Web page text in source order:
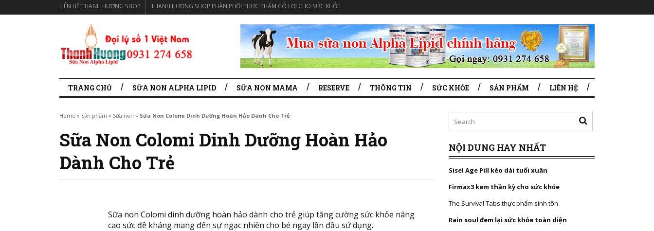
LIÊN HỆ THANH HƯƠNG SHOP THANH HƯƠNG SHOP PHÂN PHỐI THỰC PHẨM CÓ LỢI CHO SỨC KHỎE
TRANG CHỦ SỮA NON ALPHA LIPID SỮA NON MAMA RESERVE THÔNG TIN SỨC KHỎE SẢN PHẨM LIÊN HỆ
Home » Sản phẩm » Sữa non » Sữa Non Colomi Dinh Dưỡng Hoàn Hảo Dành Cho Trẻ
Sữa Non Colomi Dinh Dưỡng Hoàn Hảo
Dành Cho Trẻ
Sữa non Colomi dinh dưỡng hoàn hảo dành cho trẻ giúp tăng cường sức khỏe nâng
cao sức đề kháng mang đến sự ngạc nhiên cho bé ngay lần đầu sử dụng.
NỘI DUNG HAY NHẤT
Sisel Age Pill kéo dài tuổi xuân
Firmax3 kem thần kỳ cho sức khỏe
The Survival Tabs thực phẩm sinh tồn
Rain soul đem lại sức khỏe toàn diện